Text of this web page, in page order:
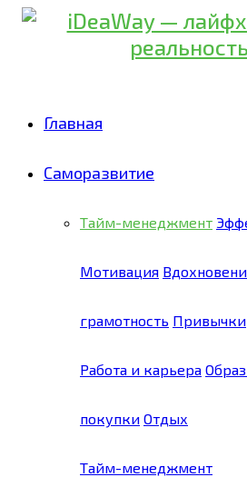
Главная
Саморазвитие
Тайм-менеджмент
Мотивация
грамотность Привычки
Работа и карьера
покупки Отдых
Тайм-менеджмент